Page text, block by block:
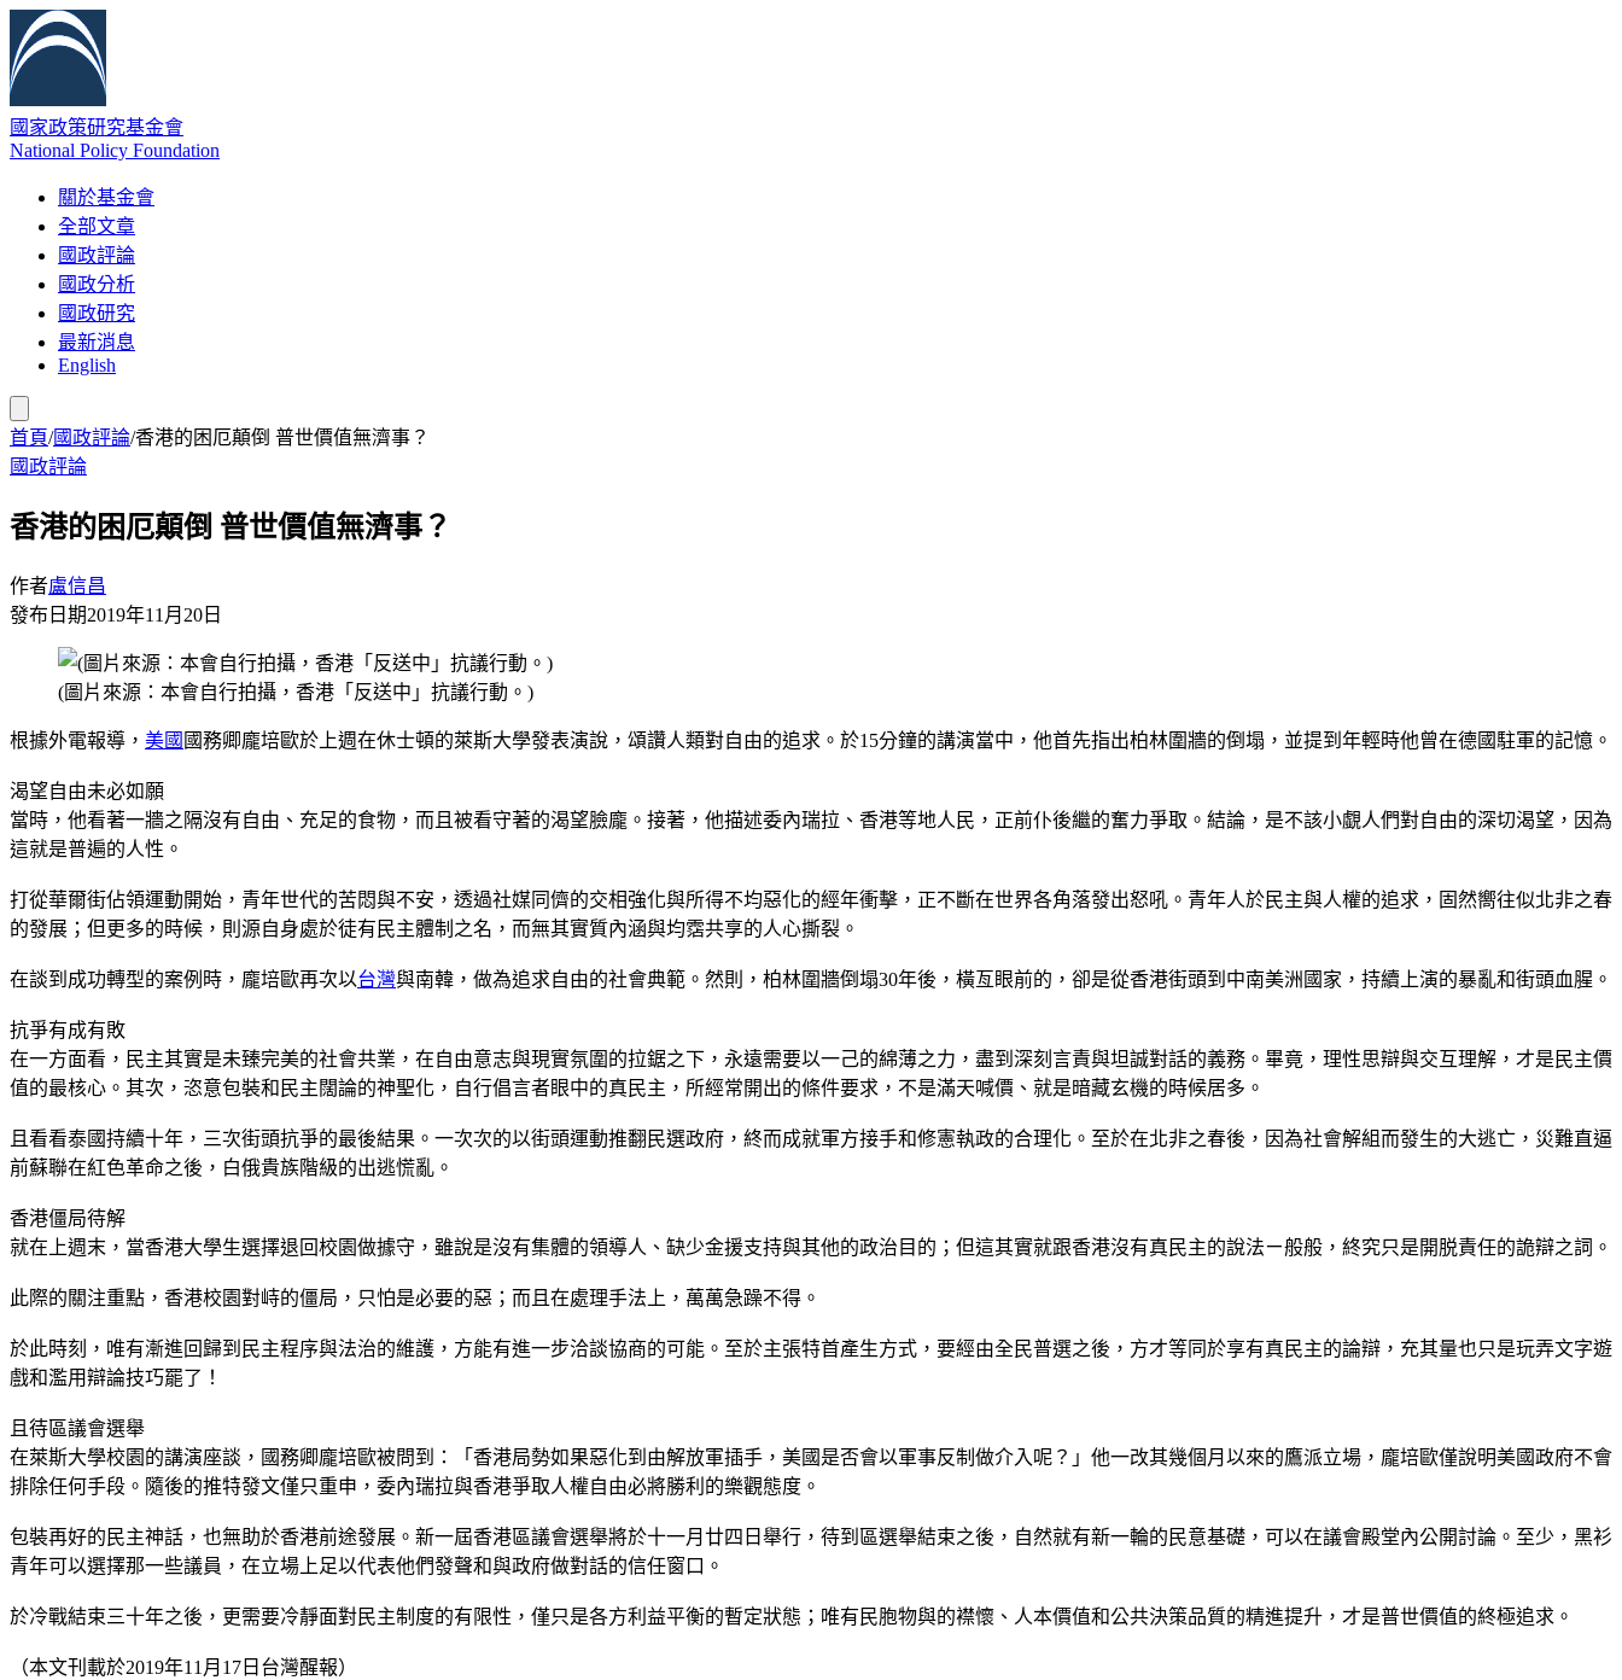
國家政策研究基金會
National Policy Foundation
關於基金會
全部文章
國政評論
國政分析
國政研究
最新消息
English
首頁/國政評論/香港的困厄顛倒 普世價值無濟事？
國政評論
香港的困厄顛倒 普世價值無濟事？
作者盧信昌
發布日期2019年11月20日
(圖片來源：本會自行拍攝，香港「反送中」抗議行動。)
根據外電報導， 美國 國務卿龐培歐於上週在休士頓的萊斯大學發表演說，頌讚人類對自由的追求。於15分鐘的講演當中，他首先指出柏林圍牆的倒塌，並提到年輕時他曾在德國駐軍的記憶。
渴望自由未必如願
當時，他看著一牆之隔沒有自由、充足的食物，而且被看守著的渴望臉龐。接著，他描述委內瑞拉、香港等地人民，正前仆後繼的奮力爭取。結論，是不該小覷人們對自由的深切渴望，因為
這就是普遍的人性。
打從華爾街佔領運動開始，青年世代的苦悶與不安，透過社媒同儕的交相強化與所得不均惡化的經年衝擊，正不斷在世界各角落發出怒吼。青年人於民主與人權的追求，固然嚮往似北非之春
的發展；但更多的時候，則源自身處於徒有民主體制之名，而無其實質內涵與均霑共享的人心撕裂。
在談到成功轉型的案例時，龐培歐再次以台灣與南韓，做為追求自由的社會典範。然則，柏林圍牆倒塌30年後，橫亙眼前的，卻是從香港街頭到中南美洲國家，持續上演的暴亂和街頭血腥。
抗爭有成有敗
在一方面看，民主其實是未臻完美的社會共業，在自由意志與現實氛圍的拉鋸之下，永遠需要以一己的綿薄之力，盡到深刻言責與坦誠對話的義務。畢竟，理性思辯與交互理解，才是民主價
值的最核心。其次，恣意包裝和民主闊論的神聖化，自行倡言者眼中的真民主，所經常開出的條件要求，不是滿天喊價、就是暗藏玄機的時候居多。
且看看泰國持續十年，三次街頭抗爭的最後結果。一次次的以街頭運動推翻民選政府，終而成就軍方接手和修憲執政的合理化。至於在北非之春後，因為社會解組而發生的大逃亡，災難直逼
前蘇聯在紅色革命之後，白俄貴族階級的出逃慌亂。
香港僵局待解
就在上週末，當香港大學生選擇退回校園做據守，雖說是沒有集體的領導人、缺少金援支持與其他的政治目的；但這其實就跟香港沒有真民主的說法ㄧ般般，終究只是開脱責任的詭辯之詞。
此際的關注重點，香港校園對峙的僵局，只怕是必要的惡；而且在處理手法上，萬萬急躁不得。
於此時刻，唯有漸進回歸到民主程序與法治的維護，方能有進一步洽談協商的可能。至於主張特首產生方式，要經由全民普選之後，方才等同於享有真民主的論辯，充其量也只是玩弄文字遊
戲和濫用辯論技巧罷了！
且待區議會選舉
在萊斯大學校園的講演座談，國務卿龐培歐被問到：「香港局勢如果惡化到由解放軍插手，美國是否會以軍事反制做介入呢？」他一改其幾個月以來的鷹派立場，龐培歐僅說明美國政府不會
排除任何手段。隨後的推特發文僅只重申，委內瑞拉與香港爭取人權自由必將勝利的樂觀態度。
包裝再好的民主神話，也無助於香港前途發展。新一屆香港區議會選舉將於十一月廿四日舉行，待到區選舉結束之後，自然就有新一輪的民意基礎，可以在議會殿堂內公開討論。至少，黑衫
青年可以選擇那一些議員，在立場上足以代表他們發聲和與政府做對話的信任窗口。
於冷戰結束三十年之後，更需要冷靜面對民主制度的有限性，僅只是各方利益平衡的暫定狀態；唯有民胞物與的襟懷、人本價值和公共決策品質的精進提升，才是普世價值的終極追求。
（本文刊載於2019年11月17日台灣醒報）